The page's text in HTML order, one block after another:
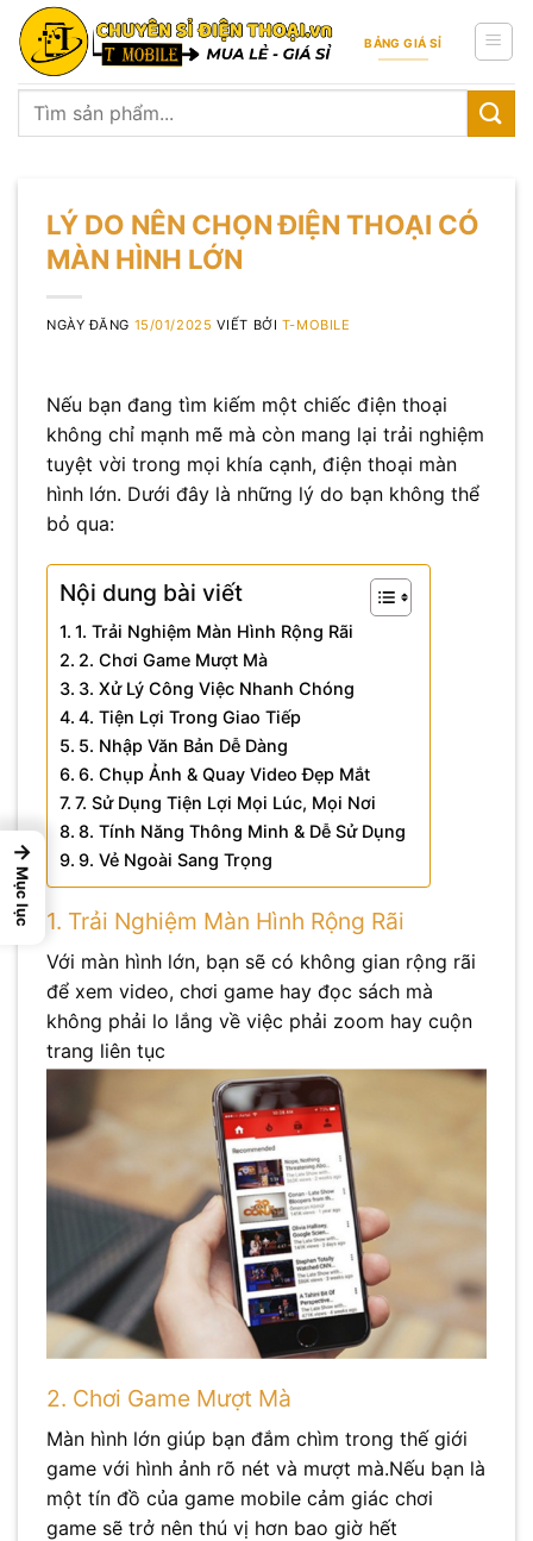
Skip
content
BẢNG GIÁ SỈ
Tìm
LÝ DO NÊN CHỌN ĐIỆN THOẠI CÓ
MÀN HÌNH LỚN
NGÀY ĐĂNG 15/01/2025 VIẾT BỞI T-MOBILE
Nếu bạn đang tìm kiếm một chiếc điện thoại
không chỉ mạnh mẽ mà còn mang lại trải nghiệm
tuyệt vời trong mọi khía cạnh, điện thoại màn
hình lớn. Dưới đây là những lý do bạn không thể
bỏ qua:
Nội dung bài viết
1. Trải Nghiệm Màn Hình Rộng Rãi
2. Chơi Game Mượt Mà
3. Xử Lý Công Việc Nhanh Chóng
4. Tiện Lợi Trong Giao Tiếp
5. Nhập Văn Bản Dễ Dàng
6. Chụp Ảnh & Quay Video Đẹp Mắt
7. Sử Dụng Tiện Lợi Mọi Lúc, Mọi Nơi
8. Tính Năng Thông Minh & Dễ Sử Dụng
9. Vẻ Ngoài Sang Trọng
1. Trải Nghiệm Màn Hình Rộng Rãi
Với màn hình lớn, bạn sẽ có không gian rộng rãi
để xem video, chơi game hay đọc sách mà
không phải lo lắng về việc phải zoom hay cuộn
trang liên tục
2. Chơi Game Mượt Mà
Màn hình lớn giúp bạn đắm chìm trong thế giới
game với hình ảnh rõ nét và mượt mà.Nếu bạn là
một tín đồ của game mobile cảm giác chơi
game sẽ trở nên thú vị hơn bao giờ hết
→
Mục lục